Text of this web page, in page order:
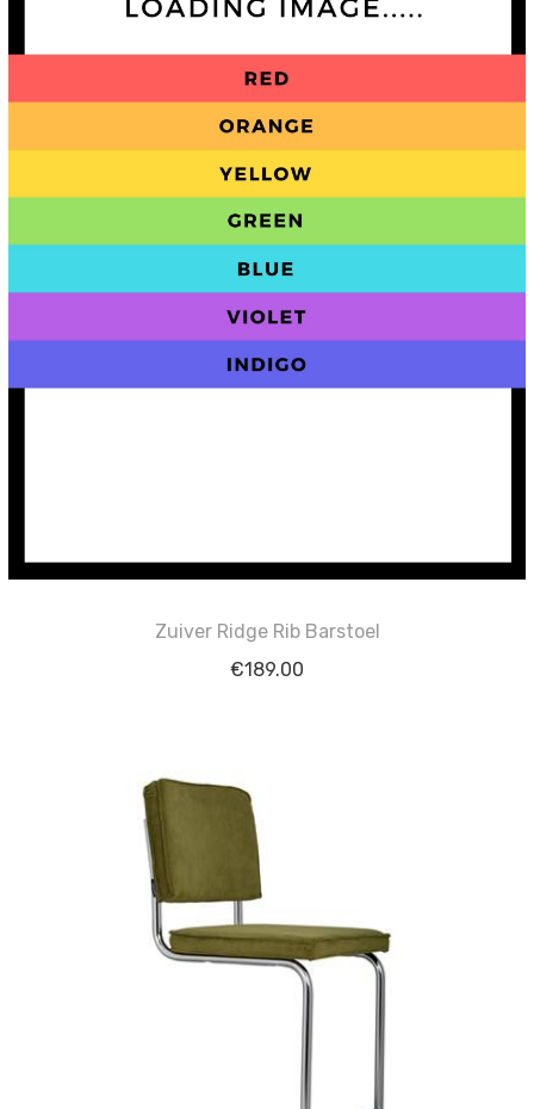
Zuiver Ridge Rib Barstoel
€189.00